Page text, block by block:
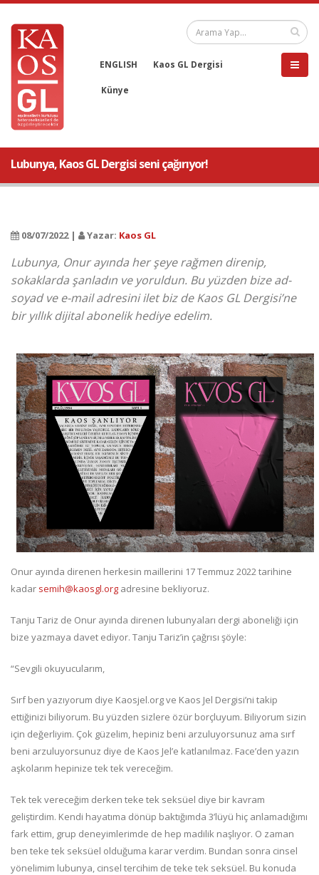
ENGLISH Kaos GL Dergisi
Künye
Lubunya, Kaos GL Dergisi seni çağırıyor!
08/07/2022 | Yazar: Kaos GL
Lubunya, Onur ayında her şeye rağmen direnip,
sokaklarda şanladın ve yoruldun. Bu yüzden bize ad-
soyad ve e-mail adresini ilet biz de Kaos GL Dergisi’ne
bir yıllık dijital abonelik hediye edelim.
Onur ayında direnen herkesin maillerini 17 Temmuz 2022 tarihine
kadar semih@kaosgl.org adresine bekliyoruz.
Tanju Tariz de Onur ayında direnen lubunyaları dergi aboneliği için
bize yazmaya davet ediyor. Tanju Tariz’in çağrısı şöyle:
“Sevgili okuyucularım,
Sırf ben yazıyorum diye Kaosjel.org ve Kaos Jel Dergisi’ni takip
ettiğinizi biliyorum. Bu yüzden sizlere özür borçluyum. Biliyorum sizin
için değerliyim. Çok güzelim, hepiniz beni arzuluyorsunuz ama sırf
beni arzuluyorsunuz diye de Kaos Jel’e katlanılmaz. Face’den yazın
aşkolarım hepinize tek tek vereceğim.
Tek tek vereceğim derken teke tek seksüel diye bir kavram
geliştirdim. Kendi hayatıma dönüp baktığımda 3’lüyü hiç anlamadığımı
fark ettim, grup deneyimlerimde de hep madilik naşlıyor. O zaman
ben teke tek seksüel olduğuma karar verdim. Bundan sonra cinsel
yönelimim lubunya, cinsel tercihim de teke tek seksüel. Bu konuda